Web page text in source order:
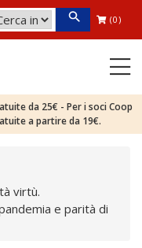
(0)
da 25€ - Per i soci Coop
a partire da 19€.
virtù.
e parità di